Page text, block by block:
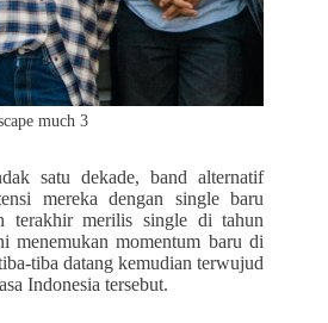
much 3
satu dekade, band alternatif
mereka dengan single baru
terakhir merilis single di tahun
menemukan momentum baru di
tiba datang kemudian terwujud
Indonesia tersebut.